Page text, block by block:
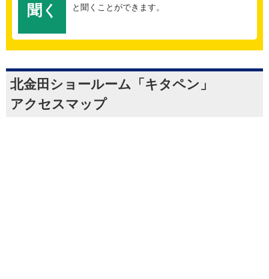
聞く
と聞くことができます。
北金田ショールーム「キタペン」
アクセスマップ